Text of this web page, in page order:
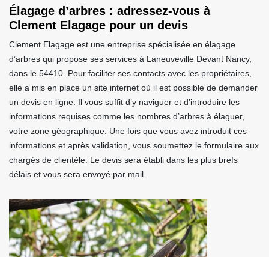
Élagage d’arbres : adressez-vous à
Clement Elagage pour un devis
Clement Elagage est une entreprise spécialisée en élagage
d’arbres qui propose ses services à Laneuveville Devant Nancy,
dans le 54410. Pour faciliter ses contacts avec les propriétaires,
elle a mis en place un site internet où il est possible de demander
un devis en ligne. Il vous suffit d’y naviguer et d’introduire les
informations requises comme les nombres d’arbres à élaguer,
votre zone géographique. Une fois que vous avez introduit ces
informations et après validation, vous soumettez le formulaire aux
chargés de clientèle. Le devis sera établi dans les plus brefs
délais et vous sera envoyé par mail.